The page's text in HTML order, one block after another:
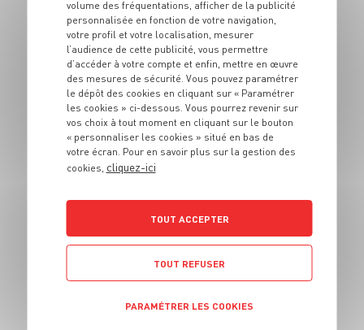
DESSERT
Crêpes banane &
beurre de
cacahuètes
4 pers. 10min 10min
DESSERT
volume des fréquentations, afficher de la publicité
personnalisée en fonction de votre navigation,
votre profil et votre localisation, mesurer
l’audience de cette publicité, vous permettre
d’accéder à votre compte et enfin, mettre en œuvre
des mesures de sécurité. Vous pouvez paramétrer
le dépôt des cookies en cliquant sur « Paramétrer
les cookies » ci-dessous. Vous pourrez revenir sur
vos choix à tout moment en cliquant sur le bouton
« personnaliser les cookies » situé en bas de
votre écran. Pour en savoir plus sur la gestion des
cookies, cliquez-ici
TOUT ACCEPTER
TOUT REFUSER
PARAMÉTRER LES COOKIES